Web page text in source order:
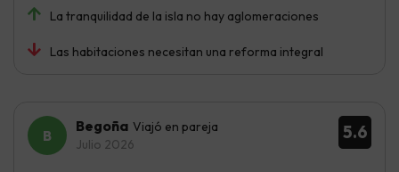
La tranquilidad de la isla no hay aglomeraciones
Las habitaciones necesitan una reforma integral
5.6
Begoña Viajó en pareja
Julio 2026